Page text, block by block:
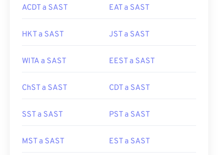
ACDT a SAST EAT a SAST
HKT a SAST JST a SAST
WITA a SAST EEST a SAST
ChST a SAST CDT a SAST
SST a SAST PST a SAST
MST a SAST EST a SAST